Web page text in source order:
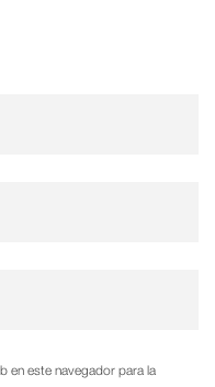
en este navegador para la